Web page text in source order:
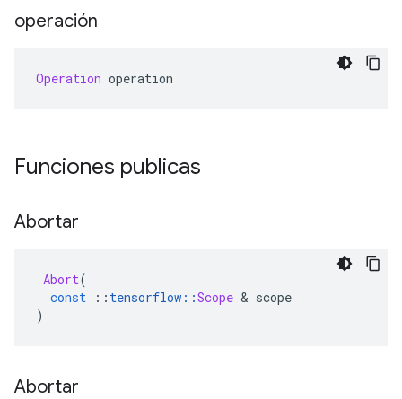
operación
Operation operation
Funciones publicas
Abortar
Abort(
const
:: tensorflow ::Scope & scope
)
Abortar